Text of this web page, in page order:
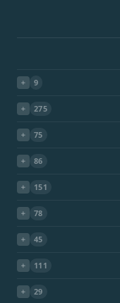
9
275
75
86
151
78
45
111
29